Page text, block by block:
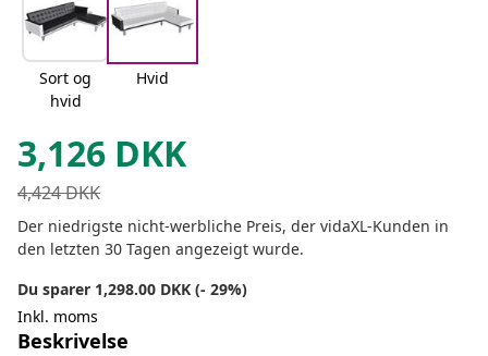
Sort og
hvid
Hvid
3,126 DKK
4,424DKK
Der niedrigste nicht-werbliche Preis, der vidaXL-Kunden in
den letzten 30 Tagen angezeigt wurde.
Du sparer 1,298.00 DKK (- 29%)
Inkl. moms
Beskrivelse